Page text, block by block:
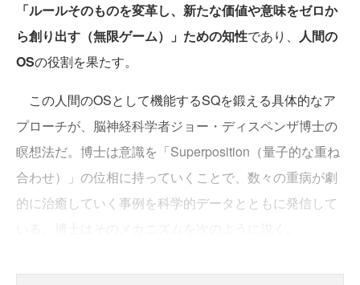
「ルールそのものを変革し、新たな価値や意味をゼロか
ら創り出す（無限ゲーム）」ための知性であり、 人間の
OSの役割を果たす。
この人間のOSとして機能するSQを鍛える具体的なア
プローチが、脳神経科学者ジョー・ディスペンザ博士の
瞑想法だ。博士は意識を「Superposition（量子的な重ね
合わせ）」の位相に持っていくことで、数々の重病が劇
的に治癒していく事例を科学的データとともに発信して